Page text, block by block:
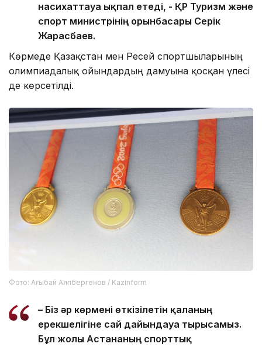
насихаттауға ықпал етеді, - ҚР Туризм және
спорт министрінің орынбасары Серік
Жарасбаев.
Көрмеде Қазақстан мен Ресей спортшыларының
олимпиадалық ойындардың дамуына қосқан үлесі
де көрсетілді.
Фото: Ағыбай Аяпбергенов / Kazinform
– Біз әр көрмені өткізілетін қаланың
ерекшелігіне сай дайындауға тырысамыз.
Бұл жолы Астананың спорттық